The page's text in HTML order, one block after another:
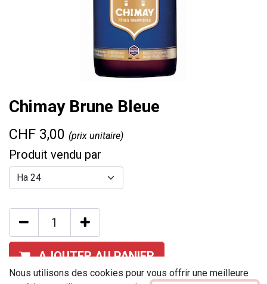
Chimay Brune Bleue
CHF 3,00 (prix unitaire)
Produit vendu par
AJOUTER AU PANIER
Nous utilisons des cookies pour vous offrir une meilleure